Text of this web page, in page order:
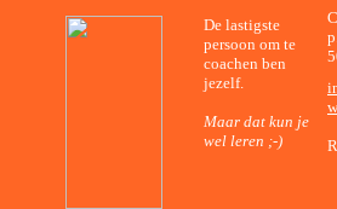
De lastigste
persoon om te
coachen ben
jezelf.
Maar dat kun je
wel leren ;-)
C